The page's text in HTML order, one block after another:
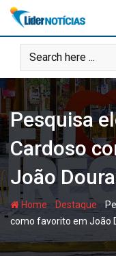
Skip
content
Pesquisa
Cardoso
João
Home - Destaque -
como favorito em João